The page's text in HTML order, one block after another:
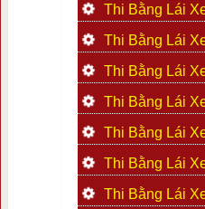
Thi Bằng Lái
Thi Bằng Lái
Thi Bằng Lái
Thi Bằng Lái
Thi Bằng Lái
Thi Bằng Lái
Thi Bằng Lái